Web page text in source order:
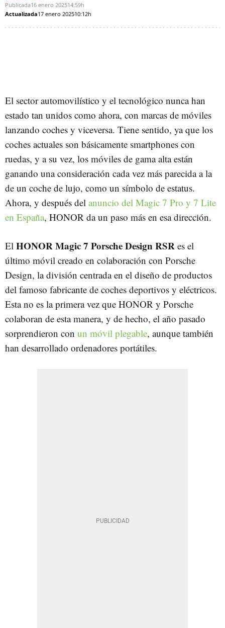
Publicada16 enero 202514:59h
Actualizada17 enero 202510:12h
El sector automovilístico y el tecnológico nunca han
estado tan unidos como ahora, con marcas de móviles
lanzando coches y viceversa. Tiene sentido, ya que los
coches actuales son básicamente smartphones con
ruedas, y a su vez, los móviles de gama alta están
ganando una consideración cada vez más parecida a la
de un coche de lujo, como un símbolo de estatus.
Ahora, y después del anuncio del Magic 7 Pro y 7 Lite
en España, HONOR da un paso más en esa dirección.
El HONOR Magic 7 Porsche Design RSR es el
último móvil creado en colaboración con Porsche
Design, la división centrada en el diseño de productos
del famoso fabricante de coches deportivos y eléctricos.
Esta no es la primera vez que HONOR y Porsche
colaboran de esta manera, y de hecho, el año pasado
sorprendieron con un móvil plegable, aunque también
han desarrollado ordenadores portátiles.